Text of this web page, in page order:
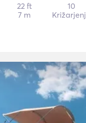
22 ft
7 m
10